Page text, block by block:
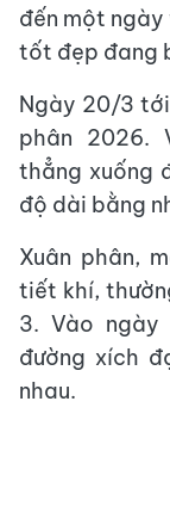
đến một ngày
tốt đẹp đang
Ngày 20/3
phân 2026.
thẳng xuống
độ dài bằng
Xuân phân,
tiết khí,
3. Vào
đường xích
nhau.